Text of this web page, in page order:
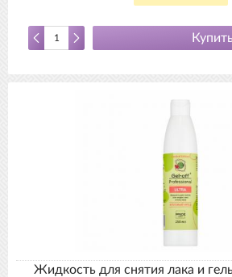
Купить
Жидкость для снятия лака и